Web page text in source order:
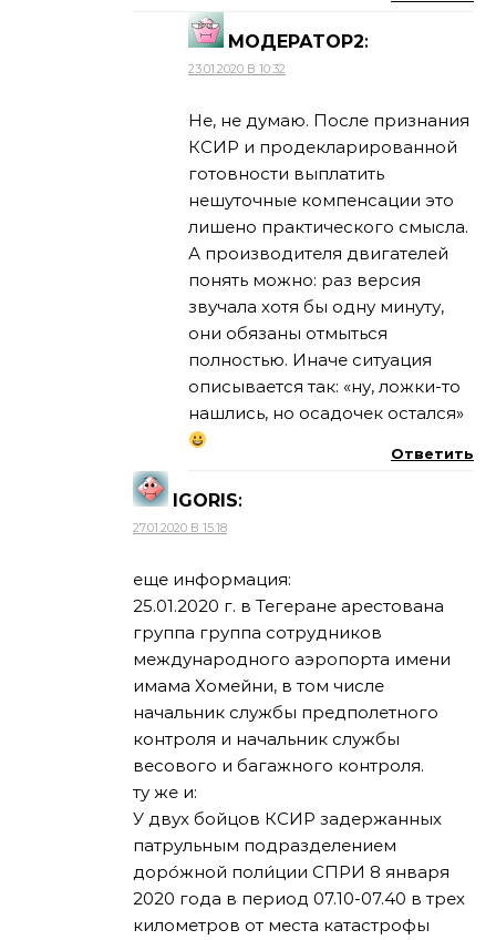
МОДЕРАТОР2:
23.01.2020 В 10:32
Не, не думаю. После признания
КСИР и продекларированной
готовности выплатить
нешуточные компенсации это
лишено практического смысла.
А производителя двигателей
понять можно: раз версия
звучала хотя бы одну минуту,
они обязаны отмыться
полностью. Иначе ситуация
описывается так: «ну, ложки-то
нашлись, но осадочек остался»
Ответить
IGORIS:
27.01.2020 В 15:18
еще информация:
25.01.2020 г. в Тегеране арестована
группа группа сотрудников
международного аэропорта имени
имама Хомейни, в том числе
начальник службы предполетного
контроля и начальник службы
весового и багажного контроля.
ту же и:
У двух бойцов КСИР задержанных
патрульным подразделением
доро́жной поли́ции СПРИ 8 января
2020 года в период 07.10-07.40 в трех
километров от места катастрофы